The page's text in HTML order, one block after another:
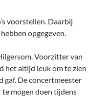
voorstellen. Daarbij
opgegeven.
Voorzitter van
het altijd leuk om te zien
gaf. De concertmeester
mogen doen tijdens